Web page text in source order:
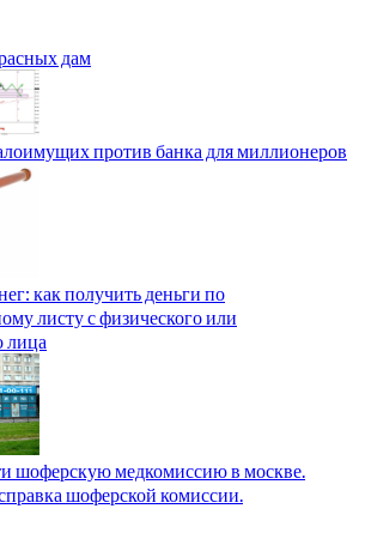
дам
против банка для миллионеров
как получить деньги по
листу с физического или
лица
шоферскую медкомиссию в москве.
шоферской комиссии.